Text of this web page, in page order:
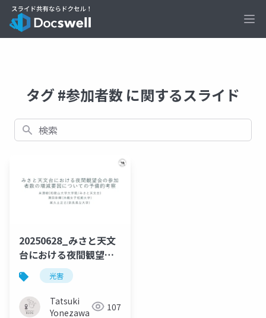
タグ #参加者数 に関するスライド
検索
20250628_みさと天文
台における夜間観望会
の参加者数の増減要因
についての予備的考察
光害
Tatsuki
Yonezawa
107